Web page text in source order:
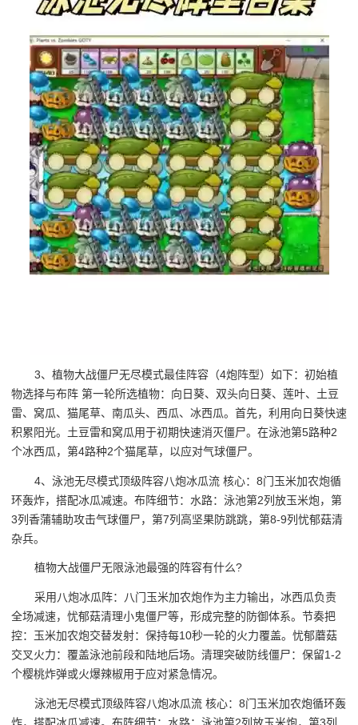
3、植物大战僵尸无尽模式最佳阵容（4炮阵型）如下：初始植
物选择与布阵 第一轮所选植物：向日葵、双头向日葵、莲叶、土豆
雷、窝瓜、猫尾草、南瓜头、西瓜、冰西瓜。首先，利用向日葵快速
积累阳光。土豆雷和窝瓜用于初期快速消灭僵尸。在泳池第5路种2
个冰西瓜，第4路种2个猫尾草，以应对气球僵尸。
4、泳池无尽模式顶级阵容八炮冰瓜流 核心：8门玉米加农炮循
环轰炸，搭配冰瓜减速。布阵细节：水路：泳池第2列放玉米炮，第
3列香蒲辅助攻击气球僵尸，第7列高坚果防跳跳，第8-9列忧郁菇清
杂兵。
植物大战僵尸无限泳池最强的阵容有什么?
采用八炮冰瓜阵：八门玉米加农炮作为主力输出，冰西瓜负责
全场减速，忧郁菇清理小鬼僵尸等，形成完整的防御体系。节奏把
控：玉米加农炮交替发射：保持每10秒一轮的火力覆盖。忧郁蘑菇
交叉火力：覆盖泳池前段和陆地后场。清理突破防线僵尸：保留1-2
个樱桃炸弹或火爆辣椒用于应对紧急情况。
泳池无尽模式顶级阵容八炮冰瓜流 核心：8门玉米加农炮循环轰
炸，搭配冰瓜减速。布阵细节：水路：泳池第2列放玉米炮，第3列